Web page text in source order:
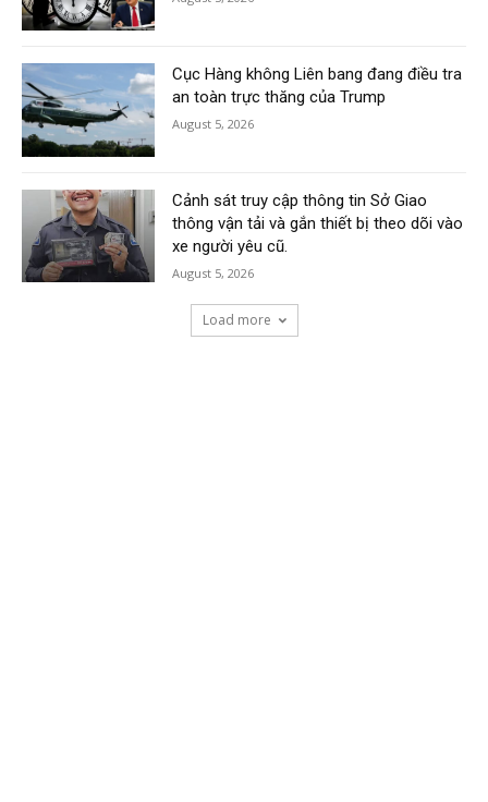
Cục Hàng không Liên bang đang điều tra
an toàn trực thăng của Trump
August 5, 2026
Cảnh sát truy cập thông tin Sở Giao
thông vận tải và gắn thiết bị theo dõi vào
xe người yêu cũ.
August 5, 2026
Load more